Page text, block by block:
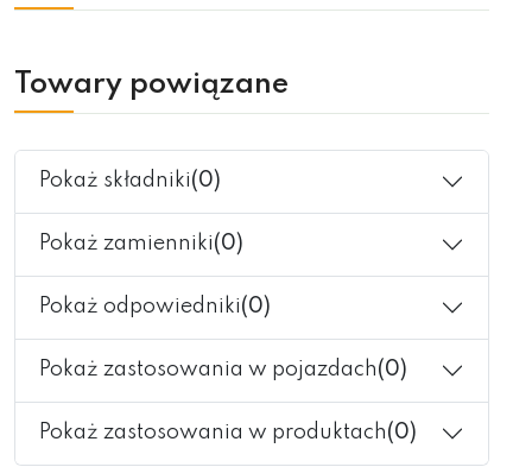
Towary powiązane
Pokaż składniki(0)
Pokaż zamienniki(0)
Pokaż odpowiedniki(0)
Pokaż zastosowania w pojazdach(0)
Pokaż zastosowania w produktach(0)